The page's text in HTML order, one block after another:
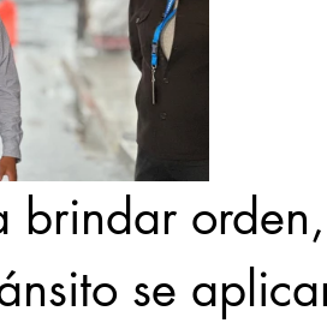
brindar
se